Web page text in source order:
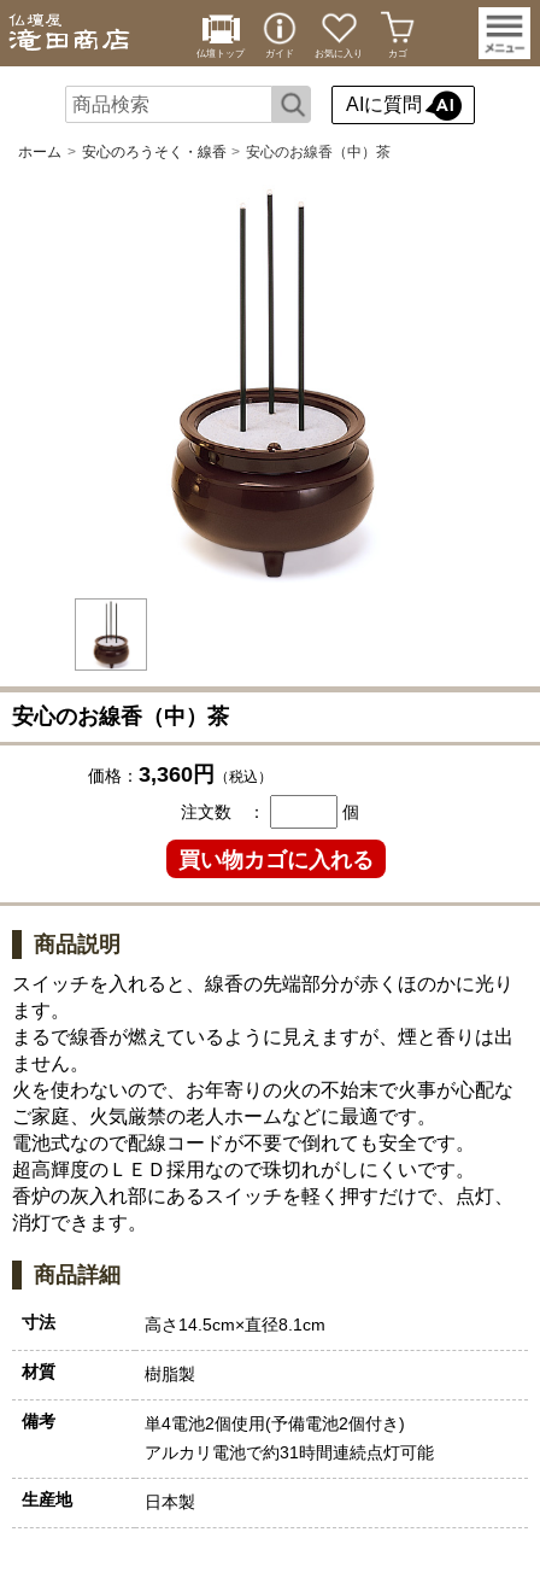
仏壇トップ ガイド お気に入り カゴ
AIに質問
ホーム 安心のろうそく・線香 安心のお線香（中）茶
安心のお線香（中）茶
価格： 3,360円 （税込）
注文数 ： 個
商品説明
スイッチを入れると、線香の先端部分が赤くほのかに光り
ます。
まるで線香が燃えているように見えますが、煙と香りは出
ません。
火を使わないので、お年寄りの火の不始末で火事が心配な
ご家庭、火気厳禁の老人ホームなどに最適です。
電池式なので配線コードが不要で倒れても安全です。
超高輝度のＬＥＤ採用なので珠切れがしにくいです。
香炉の灰入れ部にあるスイッチを軽く押すだけで、点灯、
消灯できます。
商品詳細
寸法 高さ14.5cm×直径8.1cm
材質 樹脂製
備考
単4電池2個使用(予備電池2個付き)
アルカリ電池で約31時間連続点灯可能
生産地 日本製